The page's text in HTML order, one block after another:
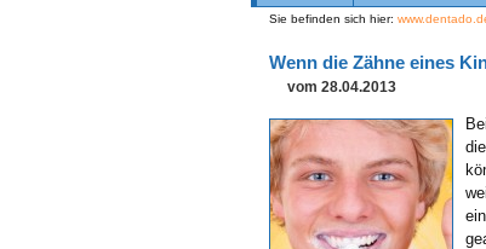
Sie befinden sich hier:
Wenn die Zähne eines
vom 28.04.2013